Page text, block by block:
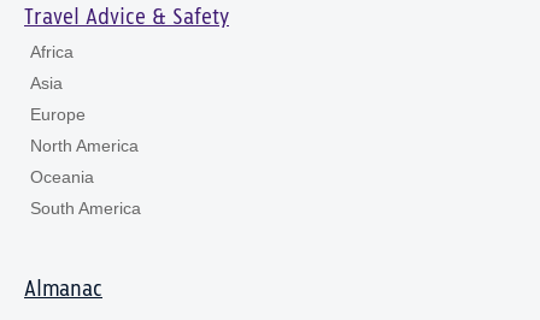
Travel Advice & Safety
Africa
Asia
Europe
North America
Oceania
South America
Almanac